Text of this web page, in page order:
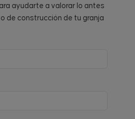
ayudarte a valorar lo antes
de construcción de tu granja